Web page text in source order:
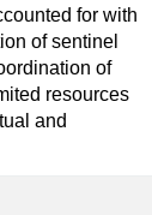
for with
of sentinel
of
resources
and